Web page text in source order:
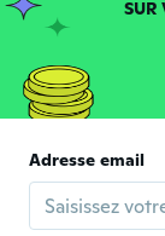
Esta
M
Nice
il y a 5
SUR
Adresse email